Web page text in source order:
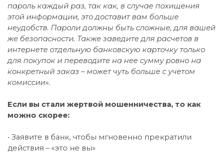
пароль каждый раз, так как, в случае похищения
этой информации, это доставит вам больше
неудобств. Пароли должны быть сложные, для вашей
же безопасности. Также заведите для расчетов в
интернете отдельную банковскую карточку только
для покупок и переводите на нее сумму ровно на
конкретный заказ – может чуть больше с учетом
комиссии».
Если вы стали жертвой мошенничества, то как
можно скорее:
• Заявите в банк, чтобы мгновенно прекратили
действия – «это не вы»